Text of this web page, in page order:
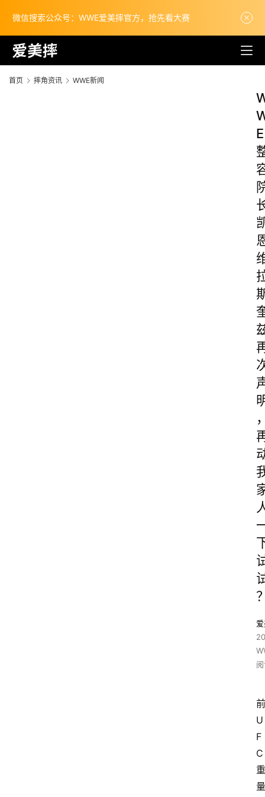
微信搜索公众号：WWE爱美摔官方，抢先看大赛
首页 摔角资讯 WWE新闻
E
前
U
F
C
重
量